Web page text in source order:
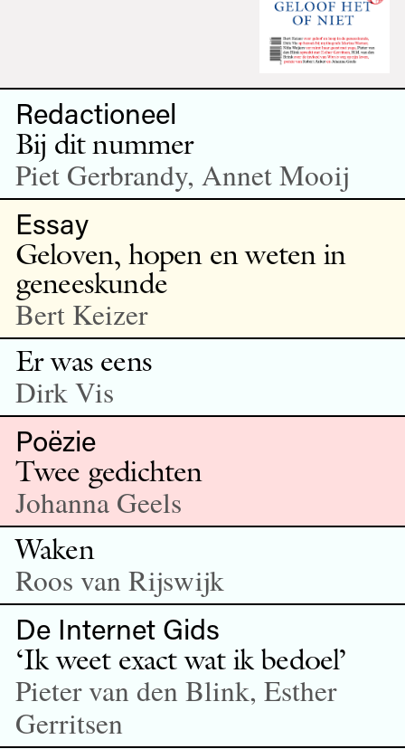
Redactioneel
Bij dit nummer
Piet Gerbrandy, Annet Mooij
Essay
Geloven, hopen en weten in
geneeskunde
Bert Keizer
Er was eens
Dirk Vis
Poëzie
Twee gedichten
Johanna Geels
Waken
Roos van Rijswijk
De Internet Gids
‘Ik weet exact wat ik bedoel’
Pieter van den Blink, Esther
Gerritsen